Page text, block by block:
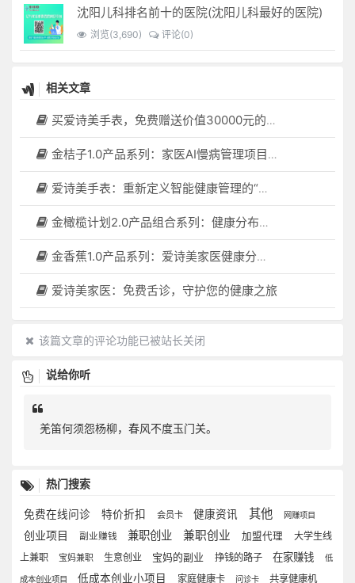
沈阳儿科排名前十的医院(沈阳儿科最好的医院)
浏览(3,690) 评论(0)
相关文章
买爱诗美手表，免费赠送价值30000元的数智化门店系统一套（含硬件）
金桔子1.0产品系列：家医AI慢病管理项目全国招募区域合伙人，低投入，高回报，长收益
爱诗美手表：重新定义智能健康管理的“医疗级守护者”
金橄榄计划2.0产品组合系列：健康分布机（健康一体机）+慢病管理系统，可落地在健康小屋，社区服务中心等等
金香蕉1.0产品系列：爱诗美家医健康分布机，健康一体机，社区服务中心，药店，健康小屋都需要
爱诗美家医：免费舌诊，守护您的健康之旅
该篇文章的评论功能已被站长关闭
说给你听
羌笛何须怨杨柳，春风不度玉门关。
热门搜索
免费在线问诊 特价折扣 会员卡 健康资讯 其他 网赚项目
创业项目 副业赚钱 兼职创业 兼职创业 加盟代理
大学生线
上兼职
宝妈兼职 生意创业 宝妈的副业 挣钱的路子 在家赚钱 低
成本创业项目 低成本创业小项目 家庭健康卡 问诊卡 共享健康机